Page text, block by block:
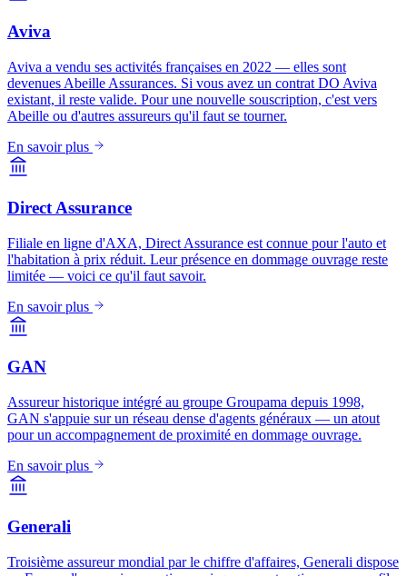
Aviva
Aviva a vendu ses activités françaises en 2022 — elles sont
devenues Abeille Assurances. Si vous avez un contrat DO Aviva
existant, il reste valide. Pour une nouvelle souscription, c'est vers
Abeille ou d'autres assureurs qu'il faut se tourner.
En savoir plus
Direct Assurance
Filiale en ligne d'AXA, Direct Assurance est connue pour l'auto et
l'habitation à prix réduit. Leur présence en dommage ouvrage reste
limitée — voici ce qu'il faut savoir.
En savoir plus
GAN
Assureur historique intégré au groupe Groupama depuis 1998,
GAN s'appuie sur un réseau dense d'agents généraux — un atout
pour un accompagnement de proximité en dommage ouvrage.
En savoir plus
Generali
Troisième assureur mondial par le chiffre d'affaires, Generali dispose